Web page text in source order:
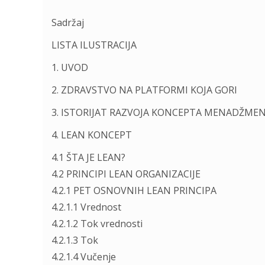
Sadržaj
LISTA ILUSTRACIJA
1. UVOD
2. ZDRAVSTVO NA PLATFORMI KOJA GORI
3. ISTORIJAT RAZVOJA KONCEPTA
4. LEAN KONCEPT
4.1 ŠTA JE LEAN?
4.2 PRINCIPI LEAN ORGANIZACIJE
4.2.1 PET OSNOVNIH LEAN PRINCIPA
4.2.1.1 Vrednost
4.2.1.2 Tok vrednosti
4.2.1.3 Tok
4.2.1.4 Vučenje